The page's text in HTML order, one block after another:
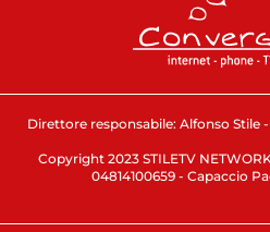
Direttore responsabile: Alfonso Stile
Copyright 2023 STILETV
04814100659 - Capaccio